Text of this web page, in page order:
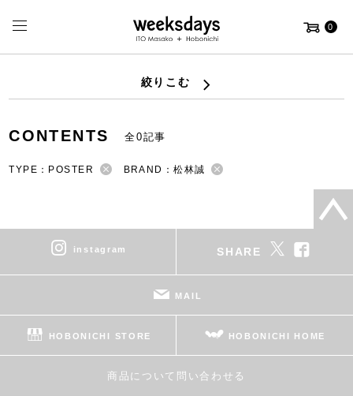
0
絞りこむ
CONTENTS 全0記事
TYPE：POSTER BRAND：松林誠
instagram SHARE
MAIL
HOBONICHI STORE HOBONICHI HOME
商品について問い合わせる